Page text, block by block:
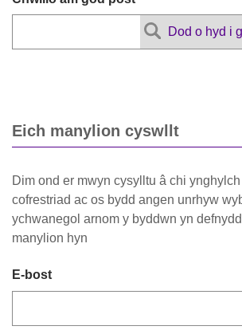
Dod o hyd i
Eich manylion cyswllt
Dim ond er mwyn cysylltu â chi
cofrestriad ac os bydd angen unrhyw
ychwanegol arnom y byddwn yn
manylion hyn
E-bost